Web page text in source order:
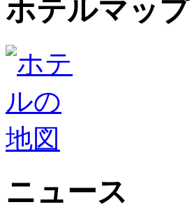
ホテルマップ
ニュース